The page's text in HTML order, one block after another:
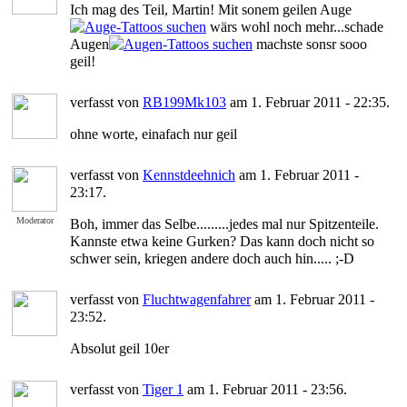
Ich mag des Teil, Martin! Mit sonem geilen Auge
wärs wohl noch mehr...schade
Augen
machste sonsr sooo
geil!
verfasst von RB199Mk103 am 1. Februar 2011 - 22:35.
ohne worte, einafach nur geil
Moderator
verfasst von Kennstdeehnich am 1. Februar 2011 -
23:17.
Boh, immer das Selbe.........jedes mal nur Spitzenteile.
Kannste etwa keine Gurken? Das kann doch nicht so
schwer sein, kriegen andere doch auch hin..... ;-D
verfasst von Fluchtwagenfahreram 1. Februar 2011 -
23:52.
Absolut geil 10er
verfasst von Tiger 1 am 1. Februar 2011 - 23:56.